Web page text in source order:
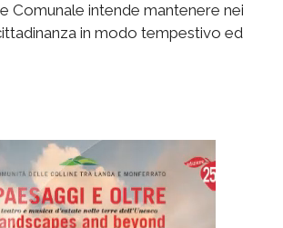
Comunale intende mantenere nei
in modo tempestivo ed